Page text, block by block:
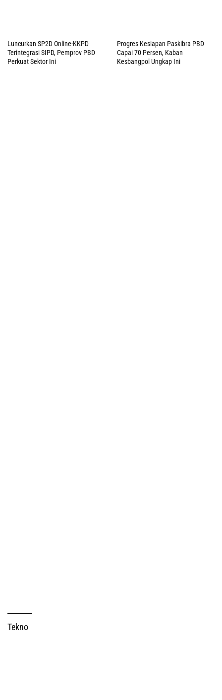
Luncurkan SP2D Online-KKPD
Terintegrasi SIPD, Pemprov PBD
Perkuat Sektor Ini
Progres Kesiapan Paskibra PBD
Capai 70 Persen, Kaban
Kesbangpol Ungkap Ini
Tekno